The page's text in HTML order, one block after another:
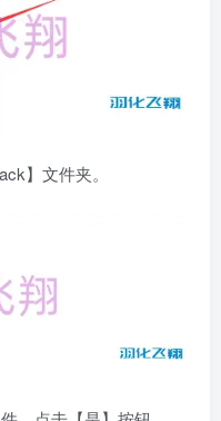
】文件夹。